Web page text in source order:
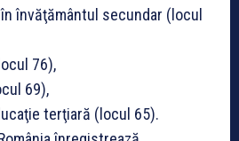
învăţământul secundar (locul
76),
69),
terţiară (locul 65).